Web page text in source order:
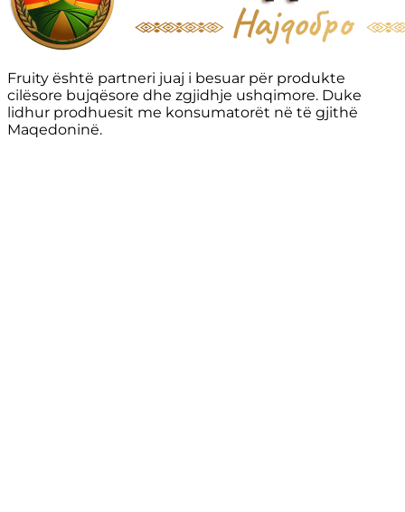
Fruity është partneri juaj i besuar për produkte
cilësore bujqësore dhe zgjidhje ushqimore. Duke
lidhur prodhuesit me konsumatorët në të gjithë
Maqedoninë.